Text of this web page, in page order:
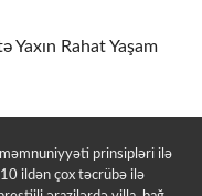
Yaxın Rahat Yaşam
prinsipləri ilə
ildən çox təcrübə ilə